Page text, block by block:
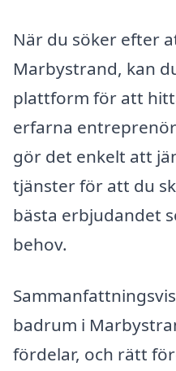
När du söker efter
Marbystrand, kan
plattform för att
erfarna
gör det enkelt att
tjänster för att du
bästa erbjudandet
behov.
badrum i
fördelar, och rätt